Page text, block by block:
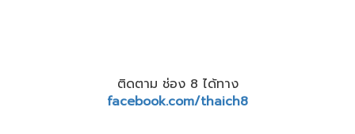
ติดตาม ช่อง 8 ได้ทาง
facebook.com/thaich8